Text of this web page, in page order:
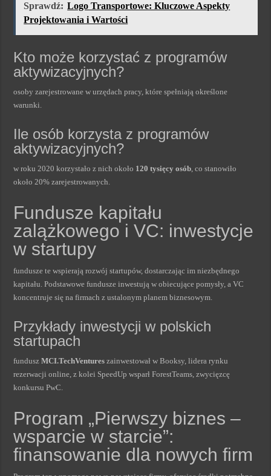
Sprawdź: Logo Transportowe: Kluczowe Aspekty
Projektowania i Wartości
Kto może korzystać z programów
aktywizacyjnych?
osoby zarejestrowane w urzędach pracy, które spełniają określone
warunki.
Ile osób korzysta z programów
aktywizacyjnych?
w roku 2020 korzystało z nich około 120 tysięcy osób, co stanowiło
około 20% zarejestrowanych.
Fundusze kapitału
zalążkowego i VC: inwestycje
w startupy
fundusze te wspierają rozwój startupów, dostarczając im niezbędnego
kapitału. Podstawowe fundusze inwestują w obiecujące pomysły, a VC
koncentruje się na firmach z ustalonym planem biznesowym.
Przykłady inwestycji w polskich
startupach
funduszMCI.TechVentures zainwestował w Booksy, lidera rynku
rezerwacji online, z kolei SpeedUp wsparł ForestTeams, zwycięzcę
konkursu PwC.
Program „Pierwszy biznes –
wsparcie w starcie”:
finansowanie dla nowych firm